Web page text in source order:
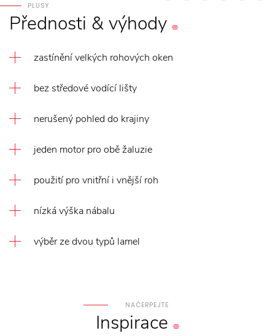
PLUSY
Přednosti &výhody
zastínění velkých rohových oken
bez středové vodící lišty
nerušený pohled do krajiny
jeden motor pro obě žaluzie
použití pro vnitřní i vnější roh
nízká výška nábalu
výběr ze dvou typů lamel
NAČERPEJTE
Inspirace